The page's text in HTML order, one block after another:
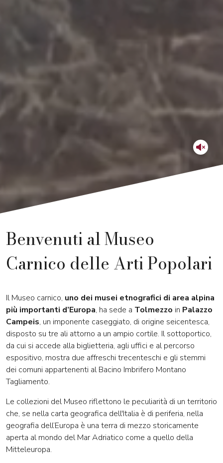
Benvenuti al Museo
Carnico delle Arti Popolari
Il Museo carnico, uno dei musei etnografici di area alpina
più importanti d’Europa, ha sede a Tolmezzo in Palazzo
Campeis, un imponente caseggiato, di origine seicentesca,
disposto su tre ali attorno a un ampio cortile. Il sottoportico,
da cui si accede alla biglietteria, agli uffici e al percorso
espositivo, mostra due affreschi trecenteschi e gli stemmi
dei comuni appartenenti al Bacino Imbrifero Montano
Tagliamento.
Le collezioni del Museo riflettono le peculiarità di un territorio
che, se nella carta geografica dell'Italia è di periferia, nella
geografia dell’Europa è una terra di mezzo storicamente
aperta al mondo del Mar Adriatico come a quello della
Mitteleuropa.